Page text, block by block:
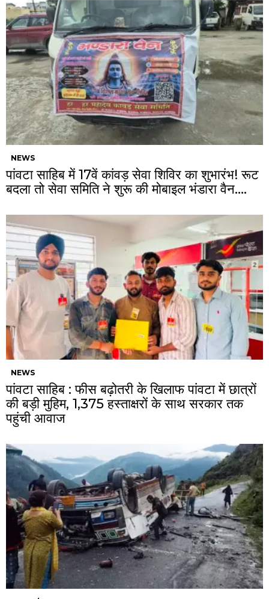
NEWS
पांवटा साहिब में 17वें कांवड़ सेवा शिविर का शुभारंभ! रूट
बदला तो सेवा समिति ने शुरू की मोबाइल भंडारा वैन….
NEWS
पांवटा साहिब : फीस बढ़ोतरी के खिलाफ पांवटा में छात्रों
की बड़ी मुहिम, 1,375 हस्ताक्षरों के साथ सरकार तक
पहुंची आवाज